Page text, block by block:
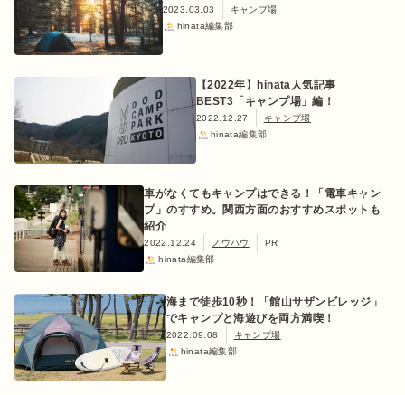
2023.03.03
キャンプ場
hinata編集部
【2022年】hinata人気記事
BEST3「キャンプ場」編！
2022.12.27
キャンプ場
hinata編集部
車がなくてもキャンプはできる！「電車キャン
プ」のすすめ。関西方面のおすすめスポットも
紹介
2022.12.24 ノウハウ
PR
hinata編集部
海まで徒歩10秒！「館山サザンビレッジ」
でキャンプと海遊びを両方満喫！
2022.09.08
キャンプ場
hinata編集部